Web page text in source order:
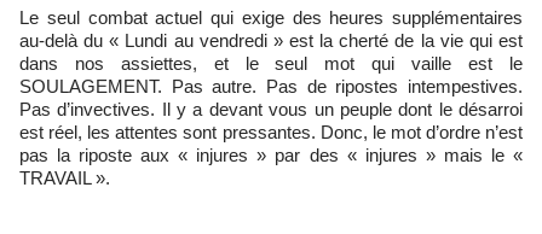
Le seul combat actuel qui exige des heures supplémentaires
au-delà du « Lundi au vendredi » est la cherté de la vie qui est
dans nos assiettes, et le seul mot qui vaille est le
SOULAGEMENT. Pas autre. Pas de ripostes intempestives.
Pas d’invectives. Il y a devant vous un peuple dont le désarroi
est réel, les attentes sont pressantes. Donc, le mot d’ordre n’est
pas la riposte aux « injures » par des « injures » mais le «
TRAVAIL ».